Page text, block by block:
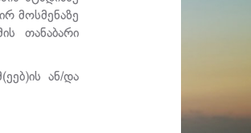
მოსმენაზე
თანაბარი
ან/და